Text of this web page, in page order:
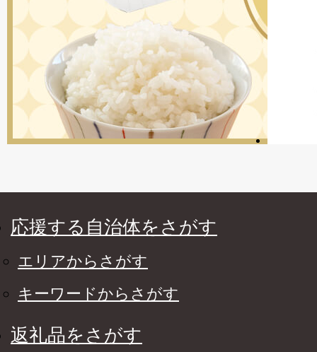
応援する自治体をさがす
エリアからさがす
キーワードからさがす
返礼品をさがす